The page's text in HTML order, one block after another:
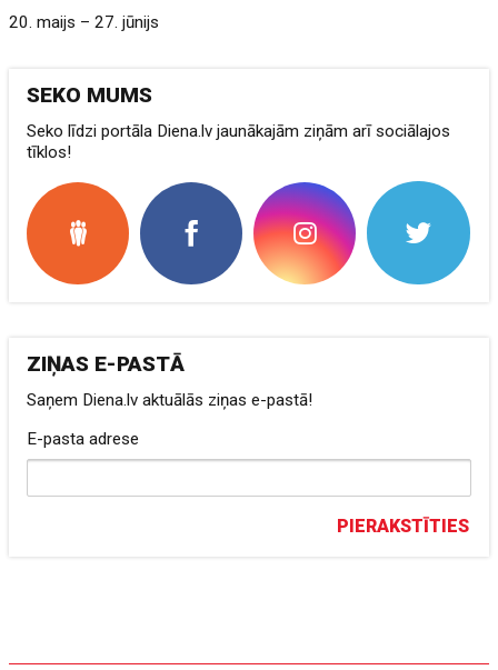
20. maijs – 27. jūnijs
SEKO MUMS
Seko līdzi portāla Diena.lv jaunākajām ziņām arī sociālajos
tīklos!
ZIŅAS E-PASTĀ
Saņem Diena.lv aktuālās ziņas e-pastā!
E-pasta adrese
PIERAKSTĪTIES